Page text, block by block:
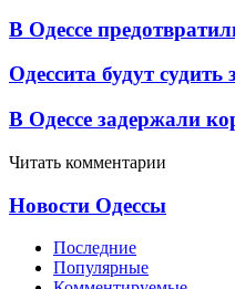
В Одессе
Одессита будут
В Одессе задержали
Читать комментарии
Новости Одессы
Последние
Популярные